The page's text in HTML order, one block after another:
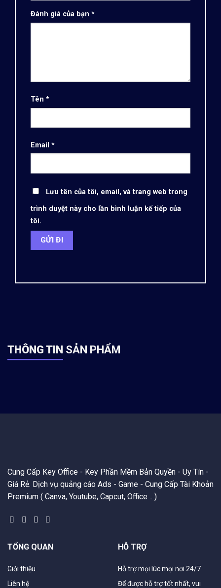
Đánh giá của bạn *
Tên *
Email *
Lưu tên của tôi, email, và trang web trong
trình duyệt này cho lần bình luận kế tiếp của
tôi.
THÔNG TIN SẢN PHẨM
Cung Cấp Key Office - Key Phần Mềm Bản Quyền - Uy Tín -
Giá Rẻ. Dịch vụ quảng cáo Ads - Game - Cung Cấp Tài Khoản
Premium ( Canva, Youtube, Capcut, Office .. )
TỔNG QUAN
Giới thiệu
Liên hệ
HỖ TRỢ
Hỗ trợ mọi lúc mọi nơi 24/7
Để được hỗ trợ tốt nhất, vui